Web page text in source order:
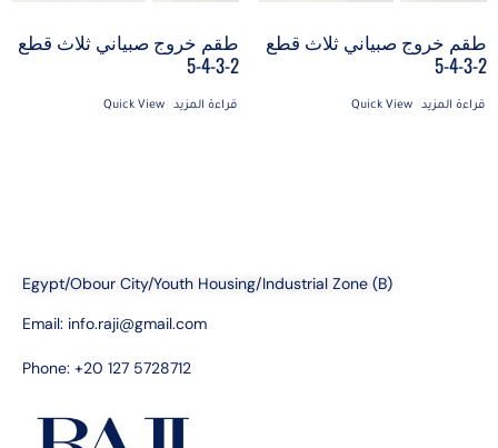
طقم خروج صبياني ثلاث قطع
2-3-4-5
قراءة المزيد Quick View
طقم خروج صبياني ثلاث قطع
2-3-4-5
قراءة المزيد Quick View
Egypt/Obour City/Youth Housing/Industrial Zone (B)
Email: info.raji@gmail.com
Phone: +20 127 5728712